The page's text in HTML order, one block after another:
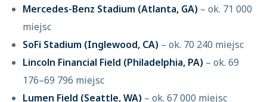
Mercedes-Benz Stadium (Atlanta, GA) – ok. 71 000
miejsc
SoFi Stadium (Inglewood, CA) – ok. 70 240 miejsc
Lincoln Financial Field (Philadelphia, PA) – ok. 69
176–69 796 miejsc
Lumen Field (Seattle, WA) – ok. 67 000 miejsc